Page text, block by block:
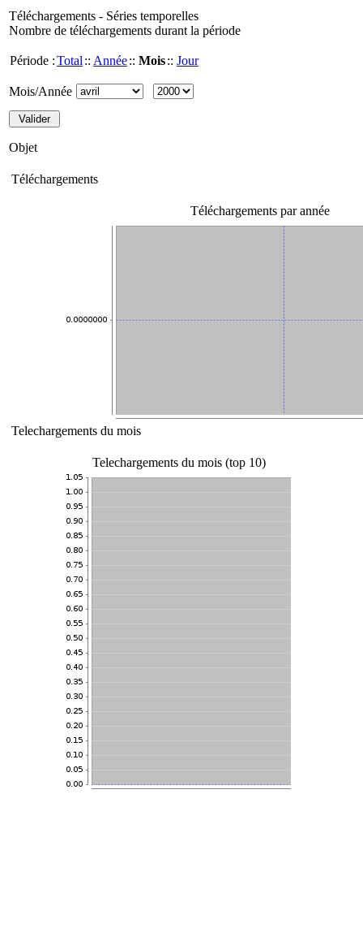
Téléchargements - Séries temporelles
Nombre de téléchargements durant la période
Période :Total :: Année:: Mois:: Jour
Mois/Année
Objet
Téléchargements
Téléchargements par année
Telechargements du mois
Telechargements du mois (top 10)